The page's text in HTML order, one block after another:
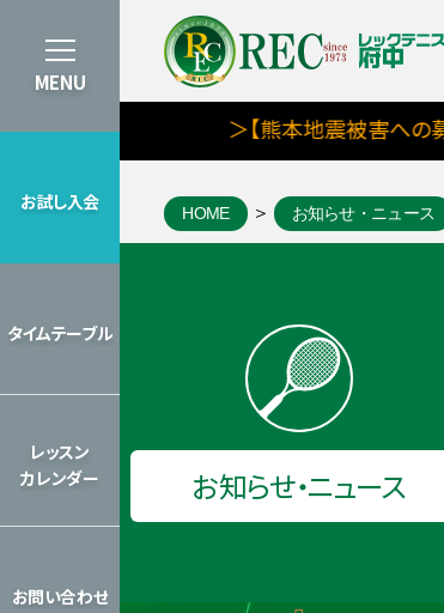
MENU
お試し入会
タイムテーブル
レッスン
カレンダー
お問い合わせ
＞【熊本地震被害への募金
HOME お知らせ・ニュース
お知らせ・ニュース